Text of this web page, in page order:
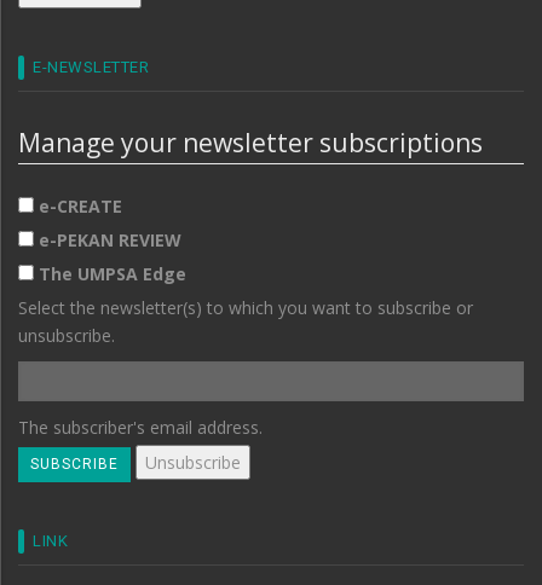
E-NEWSLETTER
Manage your newsletter subscriptions
e-CREATE
e-PEKAN REVIEW
The UMPSA Edge
Select the newsletter(s) to which you want to subscribe or
unsubscribe.
The subscriber's email address.
LINK